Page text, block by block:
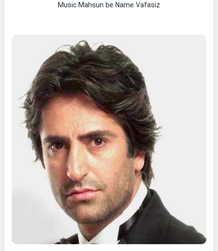
Music Mahsun be Name Vafasiz